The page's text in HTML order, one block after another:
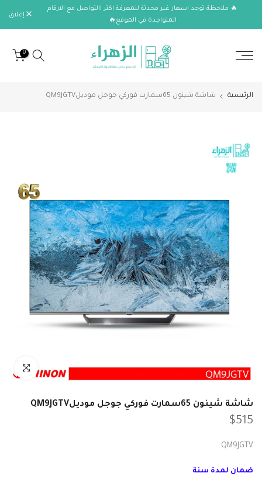
الانتقال🔥 ملاحظة توجد اسعار غير محدثة للمعرفة اكثر االتواصل مع الارقام
المتواجدة في الموقع🔥
إغلاق
0
الرئيسية شاشة شينون 65سمارت فوركي جوجل موديلQM9JGTV
انقر للتكبير
شاشة شينون 65سمارت فوركي جوجل موديلQM9JGTV
$515
QM9JGTV
ضمان لمدة سنة